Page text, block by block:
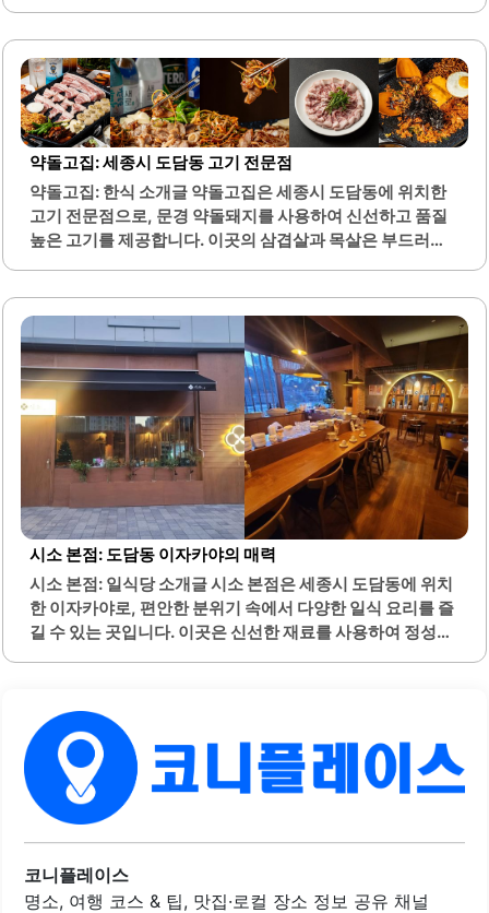
로, 인기 있는 맛집임을 실감할 수 있습니다.창가 자리는 환기
가 잘 되어 쾌적한 식사를 즐길 수 있으며, 다양한 반찬과 함
께 제공되는 고기는 더욱 맛있게 느껴집니다. 이곳의 시그니
처 메뉴인 도가니된장은 볶음밥과 함께 필수로 즐겨야 할 메
뉴로, 고기와의 조화가 뛰어납니다. 또한, 비빔국수는 이곳을
방문하는 손님들 사이에서 인기 있는 선택으로, 고기와 함께
즐기면 더욱 풍부한 맛을 경험할 수 있습니다.목구멍 세종점
은 고기를 좋아하는 분들에게 최적의 장소로, 편안한 분위기
에서 맛있는 식사를..
약돌고집: 세종시 도담동 고기 전문점
약돌고집: 한식 소개글 약돌고집은 세종시 도담동에 위치한
고기 전문점으로, 문경 약돌돼지를 사용하여 신선하고 품질
높은 고기를 제공합니다. 이곳의 삼겹살과 목살은 부드러운
는 연기가 적고 냄새가 배지 않아 쾌적한 환경에서 식사를 즐
길 수 있습니다.또한, 다양한 밑반찬과 함께 제공되는 통파김
치는 새콤한 맛으로 고기와 잘 어울립니다. 볶음밥은 계란과
함께 제공되어 고소한 맛을 더해주며, 고기와 함께 구워먹는
재미도 있습니다. 매장은 깨끗하고 쾌적하여 가족 모임이나
회식 장소로 적합합니다.고기와 함께 제공되는 다양한 사이
드 메뉴도 맛있어 식사의 만족도를 높여줍니다. 약돌고집은
고기 맛뿐만 아니라 서비스와 환경에서도 높은 평가를 받고
있으며, 단체룸이 마련되어 있어..
시소 본점: 도담동 이자카야의 매력
시소 본점: 일식당 소개글 시소 본점은 세종시 도담동에 위치
한 이자카야로, 편안한 분위기 속에서 다양한 일식 요리를 즐
길 수 있는 곳입니다. 이곳은 신선한 재료를 사용하여 정성스
즐길 수 있습니다. 사장님은 항상 친절하게 손님을 맞이하며,
서비스로 제공되는 추가 요리들이 많은 이들에게 기쁨을 줍
니다. 이자카야의 분위기는 아늑하고 편안하여 혼술을 즐기
기에 적합합니다.또한, 가성비가 뛰어나 많은 손님들이 만족
감을 느끼고 있습니다. 다양한 종류의 술과 함께 즐길 수 있는
메뉴가 마련되어 있어, 친구들과의 모임이나 특별한 날을 기
념하기에도 좋은 장소입니다. 시소 본점은 매일 새로운 맛을
경험할 수..
코니플레이스
명소, 여행 코스 & 팁, 맛집·로컬 장소 정보 공유 채널